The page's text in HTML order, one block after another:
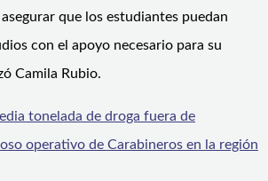
que los estudiantes puedan
con el apoyo necesario para su
Camila Rubio.
tonelada de droga fuera de
operativo de Carabineros en la región